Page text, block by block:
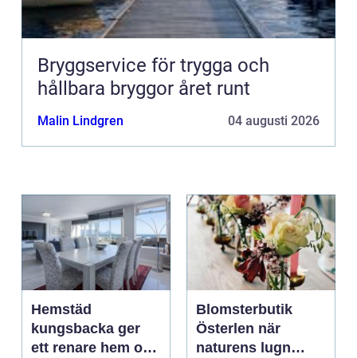
Bryggservice för trygga och
hållbara bryggor året runt
Malin Lindgren 04 augusti 2026
Hemstäd
kungsbacka ger
ett renare hem och
Blomsterbutik
Österlen när
naturens lugn